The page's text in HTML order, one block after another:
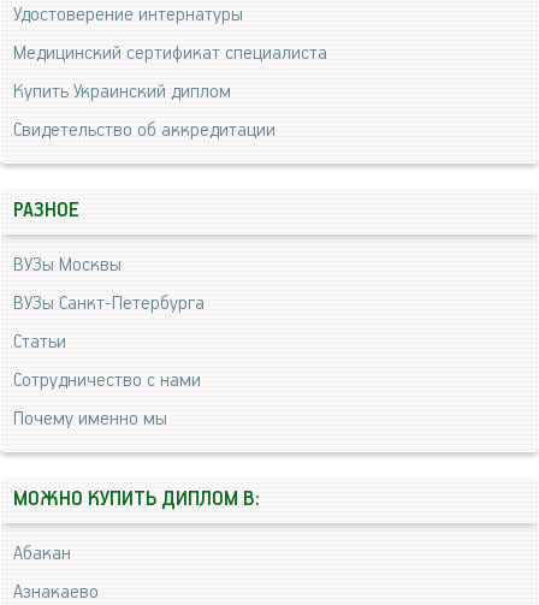
Удостоверение интернатуры
Медицинский сертификат специалиста
Купить Украинский диплом
Свидетельство об аккредитации
РАЗНОЕ
ВУЗы Москвы
ВУЗы Санкт-Петербурга
Статьи
Сотрудничество с нами
Почему именно мы
МОЖНО КУПИТЬ ДИПЛОМ В:
Абакан
Азнакаево